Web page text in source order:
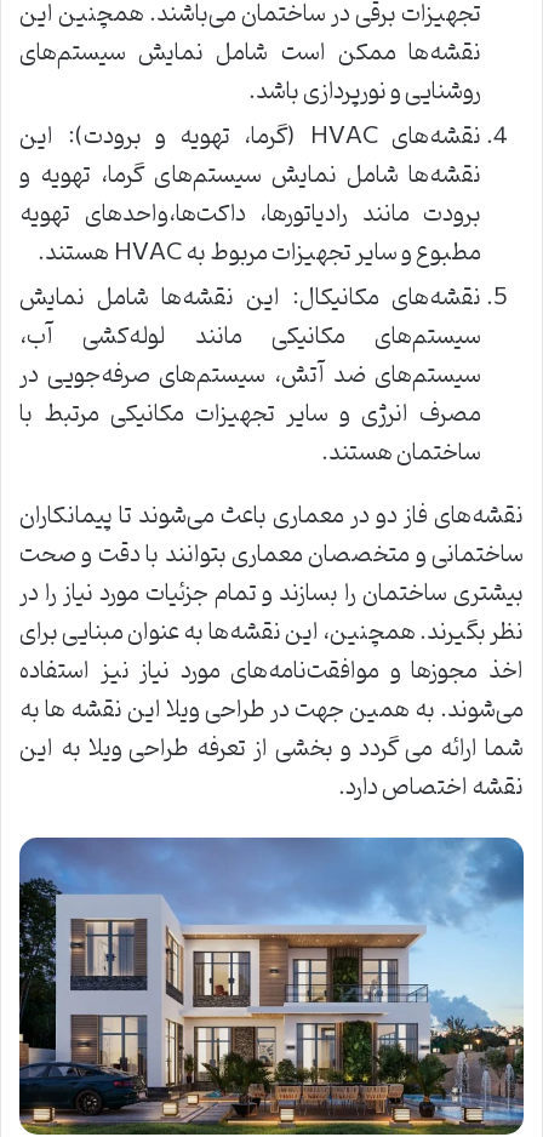
تجهیزات برقی در ساختمان می‌باشند. همچنین این
نقشه‌ها ممکن است شامل نمایش سیستم‌های
روشنایی و نورپردازی باشد.
نقشه‌های HVAC (گرما، تهویه و برودت): این
نقشه‌ها شامل نمایش سیستم‌های گرما، تهویه و
برودت مانند رادیاتورها، داکت‌ها،واحدهای تهویه
مطبوع و سایر تجهیزات مربوط به HVAC هستند.
نقشه‌های مکانیکال: این نقشه‌ها شامل نمایش
سیستم‌های مکانیکی مانند لوله‌کشی آب،
سیستم‌های ضد آتش، سیستم‌های صرفه‌جویی در
مصرف انرژی و سایر تجهیزات مکانیکی مرتبط با
ساختمان هستند.
نقشه‌های فاز دو در معماری باعث می‌شوند تا پیمانکاران
ساختمانی و متخصصان معماری بتوانند با دقت و صحت
بیشتری ساختمان را بسازند و تمام جزئیات مورد نیاز را در
نظر بگیرند. همچنین، این نقشه‌ها به عنوان مبنایی برای
اخذ مجوزها و موافقت‌نامه‌های مورد نیاز نیز استفاده
می‌شوند. به همین جهت در طراحی ویلا این نقشه ها به
شما ارائه می گردد و بخشی از تعرفه طراحی ویلا به این
نقشه اختصاص دارد.